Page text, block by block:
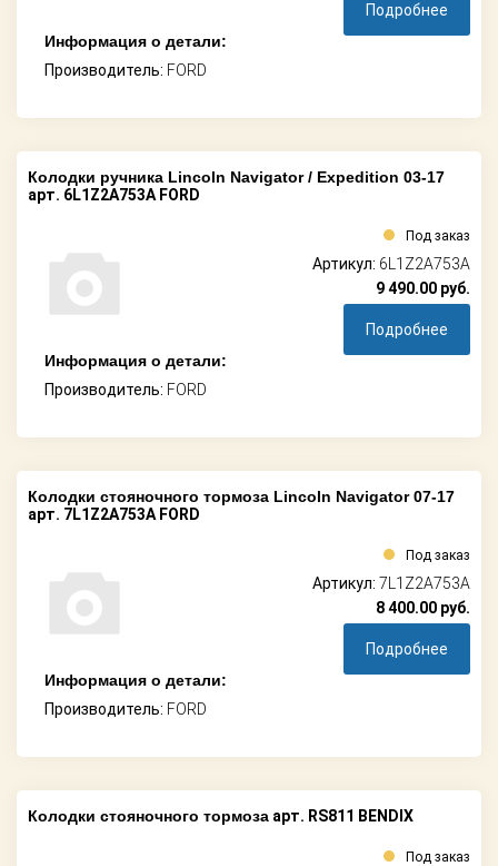
Информация о детали:
Производитель: FORD
Подробнее
Колодки ручника Lincoln Navigator / Expedition 03-17
арт. 6L1Z2A753A FORD
Информация о детали:
Производитель: FORD
Под заказ
Артикул: 6L1Z2A753A
9 490.00 руб.
Подробнее
Колодки стояночного тормоза Lincoln Navigator 07-17
арт. 7L1Z2A753A FORD
Информация о детали:
Производитель: FORD
Под заказ
Артикул: 7L1Z2A753A
8 400.00 руб.
Подробнее
Колодки стояночного тормоза арт. RS811 BENDIX
Под заказ